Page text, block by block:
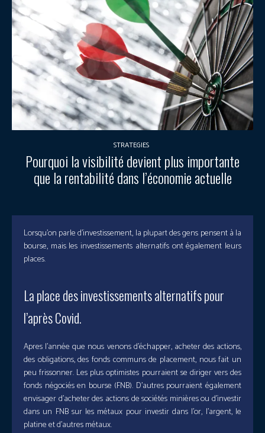
STRATEGIES
Pourquoi la visibilité devient plus importante
que la rentabilité dans l’économie actuelle
Lorsqu’on parle d’investissement, la plupart des gens pensent à la
bourse, mais les investissements alternatifs ont également leurs
places.
La place des investissements alternatifs pour
l’après Covid.
Apres l’année que nous venons d’échapper, acheter des actions,
des obligations, des fonds communs de placement, nous fait un
peu frissonner. Les plus optimistes pourraient se diriger vers des
fonds négociés en bourse (FNB). D’autres pourraient également
envisager d’acheter des actions de sociétés minières ou d’investir
dans un FNB sur les métaux pour investir dans l’or, l’argent, le
platine et d’autres métaux.